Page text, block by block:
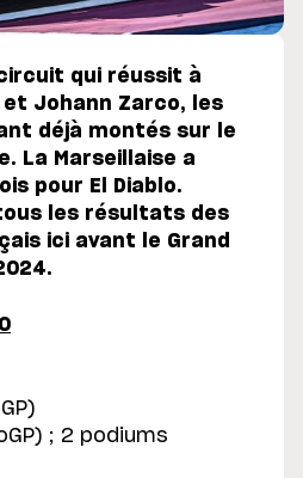
qui réussit à
et Johann Zarco, les
déjà montés sur le
La Marseillaise a
pour El Diablo.
les résultats des
ici avant le Grand
; 2 podiums